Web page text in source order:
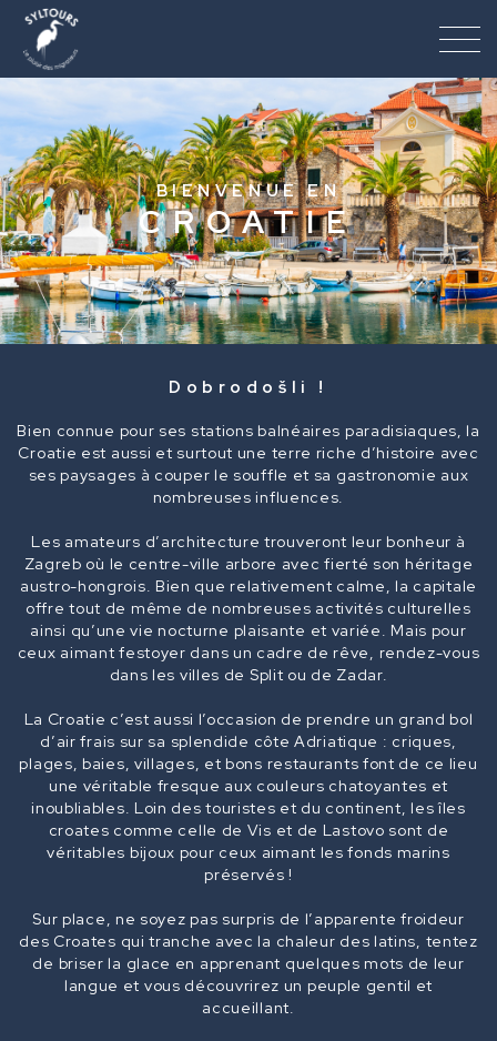
Croatie
BIENVENUE EN - CROATIE
BIENVENUE EN
CROATIE
Dobrodošli !
Bien connue pour ses stations balnéaires paradisiaques, la
Croatie est aussi et surtout une terre riche d’histoire avec
ses paysages à couper le souffle et sa gastronomie aux
nombreuses influences.
Les amateurs d’architecture trouveront leur bonheur à
Zagreb où le centre-ville arbore avec fierté son héritage
austro-hongrois. Bien que relativement calme, la capitale
offre tout de même de nombreuses activités culturelles
ainsi qu’une vie nocturne plaisante et variée. Mais pour
ceux aimant festoyer dans un cadre de rêve, rendez-vous
dans les villes de Split ou de Zadar.
La Croatie c’est aussi l’occasion de prendre un grand bol
d’air frais sur sa splendide côte Adriatique : criques,
plages, baies, villages, et bons restaurants font de ce lieu
une véritable fresque aux couleurs chatoyantes et
inoubliables. Loin des touristes et du continent, les îles
croates comme celle de Vis et de Lastovo sont de
véritables bijoux pour ceux aimant les fonds marins
préservés !
Sur place, ne soyez pas surpris de l’apparente froideur
des Croates qui tranche avec la chaleur des latins, tentez
de briser la glace en apprenant quelques mots de leur
langue et vous découvrirez un peuple gentil et
accueillant.